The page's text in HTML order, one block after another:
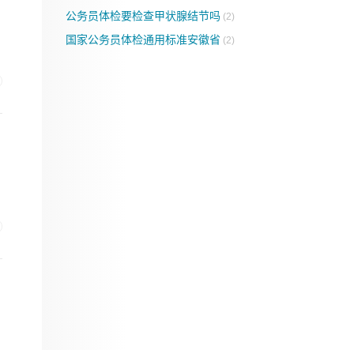
公务员体检要检查甲状腺结节吗(2)
国家公务员体检通用标准安徽省 (2)